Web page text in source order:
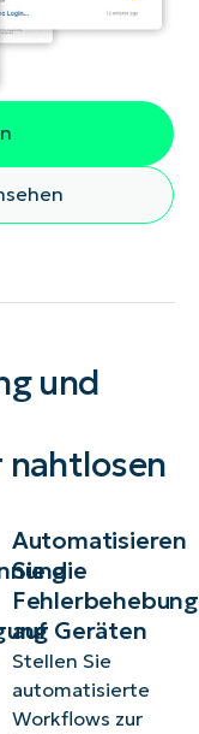
und
Automatisieren
Sie die
Fehlerbehebung
auf Geräten
Stellen Sie
automatisierte
Workflows zur